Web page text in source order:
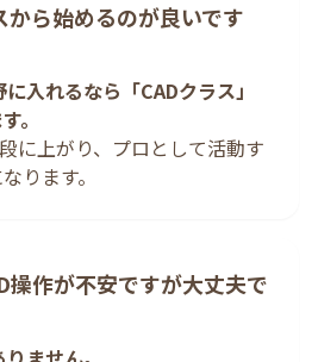
から始めるのが良いです
入れるなら「CADクラス」
。
に上がり、プロとして活動す
ります。
操作が不安ですが大丈夫で